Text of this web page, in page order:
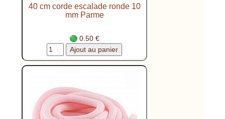
40 cm corde escalade ronde 10
mm Parme
0.50 €